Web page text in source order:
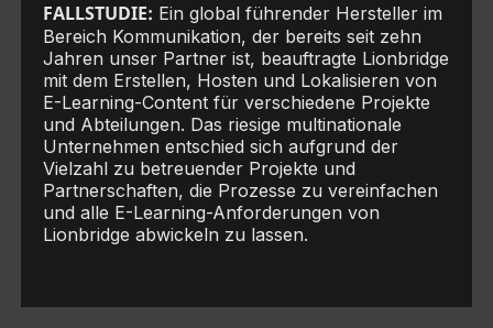
FALLSTUDIE: Ein global führender Hersteller im
Bereich Kommunikation, der bereits seit zehn
Jahren unser Partner ist, beauftragte Lionbridge
mit dem Erstellen, Hosten und Lokalisieren von
E-Learning-Content für verschiedene Projekte
und Abteilungen. Das riesige multinationale
Unternehmen entschied sich aufgrund der
Vielzahl zu betreuender Projekte und
Partnerschaften, die Prozesse zu vereinfachen
und alle E-Learning-Anforderungen von
Lionbridge abwickeln zu lassen.